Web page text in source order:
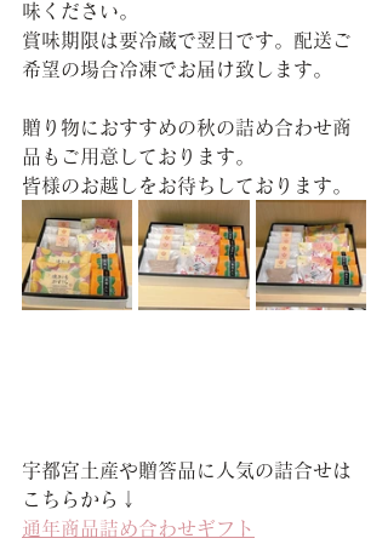
味ください。
賞味期限は要冷蔵で翌日です。配送ご
希望の場合冷凍でお届け致します。
贈り物におすすめの秋の詰め合わせ商
品もご用意しております。
皆様のお越しをお待ちしております。
宇都宮土産や贈答品に人気の詰合せは
こちらから↓
通年商品詰め合わせギフト